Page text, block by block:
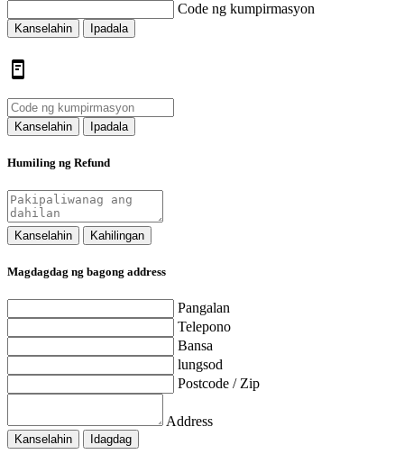
Code ng kumpirmasyon
Kanselahin Ipadala
Kanselahin Ipadala
Humiling ng Refund
Kanselahin Kahilingan
Magdagdag ng bagong address
Pangalan
Telepono
Bansa
lungsod
Postcode / Zip
Address
Kanselahin Idagdag